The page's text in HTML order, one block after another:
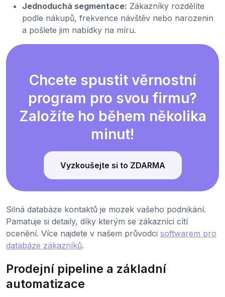
Jednoduchá segmentace: Zákazníky rozdělíte
podle nákupů, frekvence návštěv nebo narozenin
a pošlete jim nabídky na míru.
Chcete spustit věrnostní
program pro svou firmu?
Založíte ho během několika
minut!
Vyzkoušejte si to ZDARMA
Silná databáze kontaktů je mozek vašeho podnikání.
Pamatuje si detaily, díky kterým se zákazníci cítí
ocenění. Více najdete v našem průvodci softwarem pro
databáze zákazníků.
Prodejní pipeline a základní
automatizace